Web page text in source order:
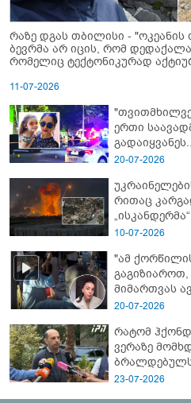
რაზე დგას თბილისი - "ოკეანის
ბევრმა არ იცის, რომ
რომელიც ტექტონიკურად
11-07-2026
ერთი
- გორში
20-07-2026
რითაც
„ისკანდერმა“
10-07-2026
"ამ
მიმართვას
20-07-2026
რატომ
ვერაზე
23-07-2026